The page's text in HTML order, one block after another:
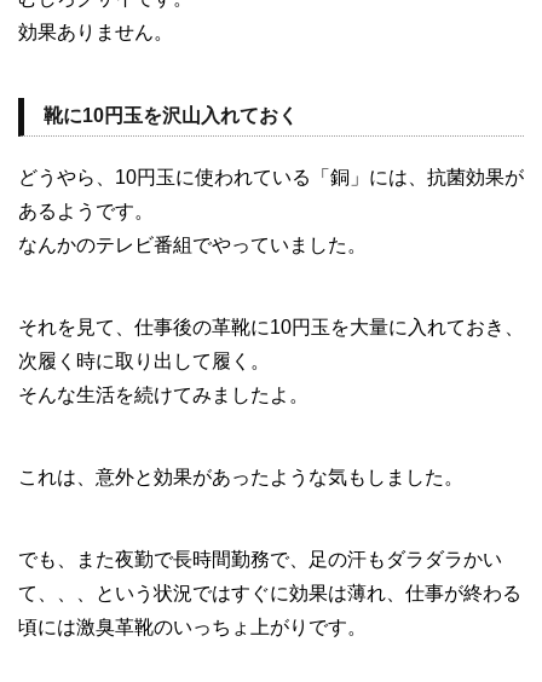
効果ありません。
靴に10円玉を沢山入れておく
どうやら、10円玉に使われている「銅」には、抗菌効果が
あるようです。
なんかのテレビ番組でやっていました。
それを見て、仕事後の革靴に10円玉を大量に入れておき、
次履く時に取り出して履く。
そんな生活を続けてみましたよ。
これは、意外と効果があったような気もしました。
でも、また夜勤で長時間勤務で、足の汗もダラダラかい
て、、、という状況ではすぐに効果は薄れ、仕事が終わる
頃には激臭革靴のいっちょ上がりです。